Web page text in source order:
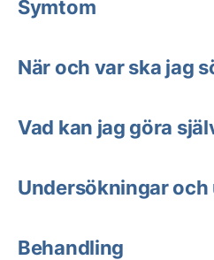
Symtom
När och var ska jag
Vad kan jag göra
Undersökningar
Behandling